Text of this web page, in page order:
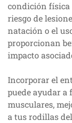
condición física
riesgo de
natación o el
proporcionan
impacto
Incorporar el
puede ayudar a
musculares,
a tus rodillas